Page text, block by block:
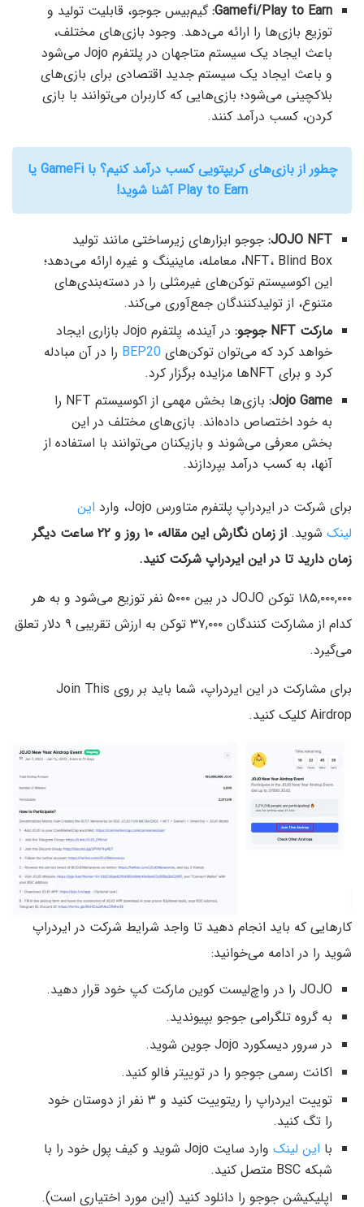
Gamefi/Play to Earn: گیم‌بیس جوجو، قابلیت تولید و
توزیع بازی‌ها را ارائه می‌دهد. وجود بازی‌های مختلف،
باعث ایجاد یک سیستم متاجهان در پلتفرم Jojo می‌شود
و باعث ایجاد یک سیستم جدید اقتصادی برای بازی‌های
بلاکچینی می‌شود؛ بازی‌هایی که کاربران می‌توانند با بازی
کردن، کسب درآمد کنند.
چطور از بازی‌های کریپتویی کسب درآمد کنیم؟ با GameFi‌ یا
Play to Earn آشنا شوید!
JOJO NFT: جوجو ابزارهای زیرساختی مانند تولید
NFT، Blind Box، معامله، ماینینگ و غیره ارائه می‌دهد؛
این اکوسیستم توکن‌های غیرمثلی را در دسته‌بندی‌های
متنوع، از تولیدکنندگان جمع‌آوری می‌کند.
مارکت NFT جوجو:
در آینده، پلتفرم Jojo بازاری ایجاد
خواهد کرد که می‌توان توکن‌های BEP20 را در آن مبادله
کرد و برای NFTها مزایده برگزار کرد.
Jojo Game:
بازی‌ها بخش مهمی از اکوسیستم NFT را
به خود اختصاص داده‌اند. بازی‌های مختلف در این
بخش معرفی می‌شوند و بازیکنان می‌توانند با استفاده از
آنها، به کسب درآمد بپردازند.
برای شرکت در ایردراپ پلتفرم متاورس Jojo، وارد
این
لینک شوید.
از زمان نگارش این مقاله، ۱۰ روز و ۲۲ ساعت دیگر
زمان دارید تا در این ایردراپ شرکت کنید.
۱۸۵,۰۰۰,۰۰۰ توکن JOJO در بین ۵۰۰۰ نفر توزیع می‌شود و به هر
کدام از مشارکت کنندگان ۳۷,۰۰۰ توکن به ارزش تقریبی ۹ دلار تعلق
می‌گیرد.
برای مشارکت در این ایردراپ، شما باید بر روی Join This
Airdrop کلیک کنید.
کارهایی که باید انجام دهید تا واجد شرایط شرکت در ایردراپ
شوید را در ادامه می‌خوانید:
JOJO را در واچ‌لیست کوین مارکت کپ خود قرار دهید.
به گروه تلگرامی جوجو بپیوندید.
در سرور دیسکورد Jojo جوین شوید.
اکانت رسمی جوجو را در توییتر فالو کنید.
توییت ایردراپ را ریتوییت کنید و ۳ نفر از دوستان خود
را تگ کنید.
با این لینک
وارد سایت Jojo شوید و کیف پول خود را با
شبکه BSC متصل کنید.
اپلیکیشن جوجو را دانلود کنید (این مورد اختیاری است).